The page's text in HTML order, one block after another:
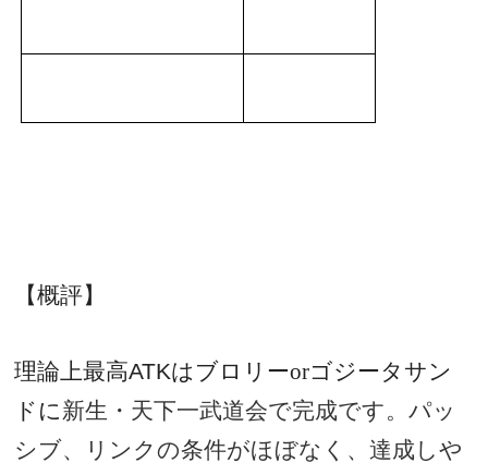
【概評】
理論上最高ATKはブロリーorゴジータサン
ドに新生・天下一武道会で完成です。パッ
シブ、リンクの条件がほぼなく、達成しや